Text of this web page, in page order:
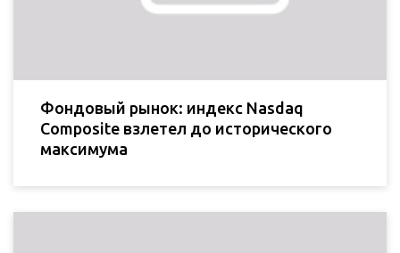
Фондовый рынок: индекс Nasdaq
Composite взлетел до исторического
максимума